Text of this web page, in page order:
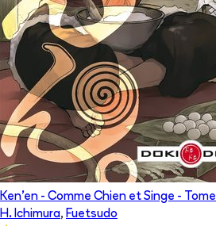
Ken'en - Comme Chien et Singe - Tome
H. Ichimura, Fuetsudo